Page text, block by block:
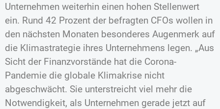
Unternehmen weiterhin einen hohen Stellenwert
ein. Rund 42 Prozent der befragten CFOs wollen in
den nächsten Monaten besonderes Augenmerk auf
die Klimastrategie ihres Unternehmens legen. „Aus
Sicht der Finanzvorstände hat die Corona-
Pandemie die globale Klimakrise nicht
abgeschwächt. Sie unterstreicht viel mehr die
Notwendigkeit, als Unternehmen gerade jetzt auf